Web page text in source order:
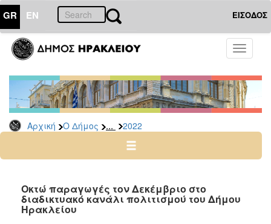
GR EN ΕΙΣΟΔΟΣ
Toggle
Αρχική Ο Δήμος ... 2022
ΔΗΜΟΣ
Δελτία
Τύπου
Αρχείο
2026
2024
2022
2021
Οκτώ παραγωγές τον Δεκέμβριο στο
διαδικτυακό κανάλι πολιτισμού του Δήμου
Ηρακλείου